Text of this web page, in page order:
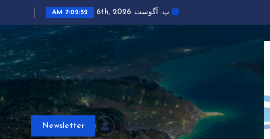
پ. آگوست 6th, 2026 7:02:53 AM
Newsletter